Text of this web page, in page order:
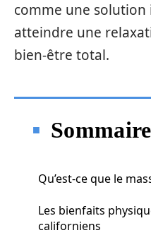
comme une
atteindre une
bien-être total.
Sommaire
Qu’est-ce que le
Les bienfaits
californiens